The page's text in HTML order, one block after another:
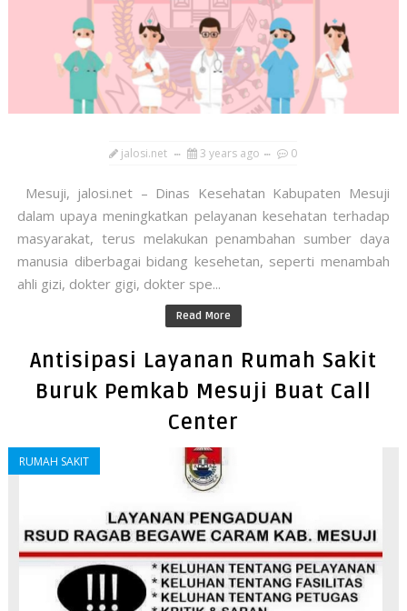
jalosi.net 3 years ago 0
Mesuji, jalosi.net – Dinas Kesehatan Kabupaten Mesuji
dalam upaya meningkatkan pelayanan kesehatan terhadap
masyarakat, terus melakukan penambahan sumber daya
manusia diberbagai bidang kesehetan, seperti menambah
ahli gizi, dokter gigi, dokter spe...
Read More
Antisipasi Layanan Rumah Sakit
Buruk Pemkab Mesuji Buat Call
Center
RUMAH SAKIT